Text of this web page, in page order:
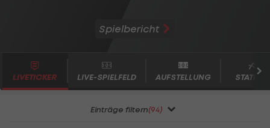
Spielbericht
LIVETICKER LIVE-SPIELFELD AUFSTELLUNG
Einträge filtern(94)